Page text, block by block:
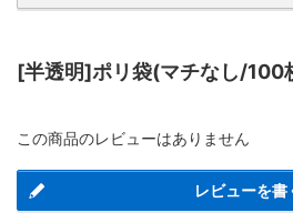
[半透明]ポリ袋(マチなし/100
この商品のレビューはありません
レビューを書